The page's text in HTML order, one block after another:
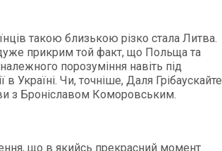
такою близькою різко стала Литва.
прикрим той факт, що Польща та
порозуміння навіть під
в Україні. Чи, точніше, Даля Грібаускайте
з Броніславом Коморовським.
що в якийсь прекрасний момент